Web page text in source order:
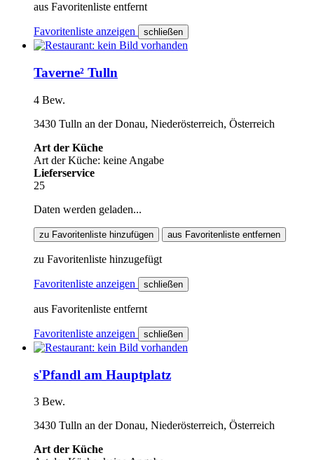
aus Favoritenliste entfernt
Favoritenliste anzeigen schließen
Taverne² Tulln
4 Bew.
3430 Tulln an der Donau, Niederösterreich, Österreich
Art der Küche
Art der Küche: keine Angabe
Lieferservice
25
Daten werden geladen...
zu Favoritenliste hinzufügen aus Favoritenliste entfernen
zu Favoritenliste hinzugefügt
Favoritenliste anzeigen schließen
aus Favoritenliste entfernt
Favoritenliste anzeigen schließen
s'Pfandl am Hauptplatz
3 Bew.
3430 Tulln an der Donau, Niederösterreich, Österreich
Art der Küche